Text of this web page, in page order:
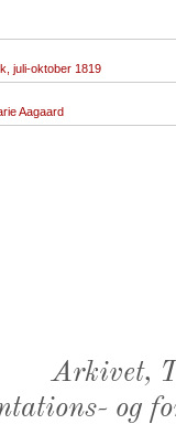
juli-oktober 1819
Aagaard
Arkivet,
og